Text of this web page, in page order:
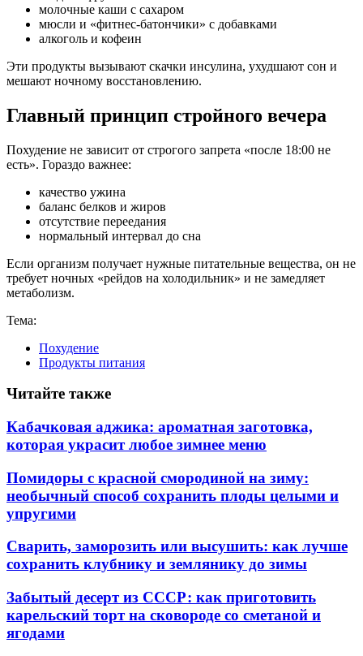
молочные каши с сахаром
мюсли и «фитнес-батончики» с добавками
алкоголь и кофеин
Эти продукты вызывают скачки инсулина, ухудшают сон и
мешают ночному восстановлению.
Главный принцип стройного вечера
Похудение не зависит от строгого запрета «после 18:00 не
есть». Гораздо важнее:
качество ужина
баланс белков и жиров
отсутствие переедания
нормальный интервал до сна
Если организм получает нужные питательные вещества, он не
требует ночных «рейдов на холодильник» и не замедляет
метаболизм.
Тема:
Похудение
Продукты питания
Читайте также
Кабачковая аджика: ароматная заготовка,
которая украсит любое зимнее меню
Помидоры с красной смородиной на зиму:
необычный способ сохранить плоды целыми и
упругими
Сварить, заморозить или высушить: как лучше
сохранить клубнику и землянику до зимы
Забытый десерт из СССР: как приготовить
карельский торт на сковороде со сметаной и
ягодами